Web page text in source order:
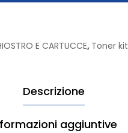
E CARTUCCE, Toner kit
Descrizione
aggiuntive